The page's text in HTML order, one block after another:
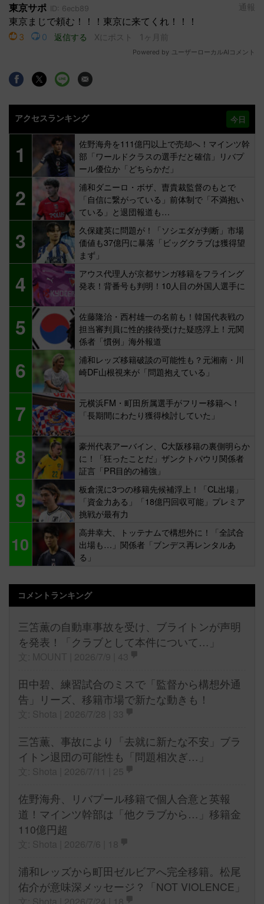
アクセスランキング 今日
1
佐野海舟を111億円以上で売却へ！マインツ幹
部「ワールドクラスの選手だと確信」リバプ
ール優位か「どちらかだ」
2
浦和ダニーロ・ボザ、曺貴裁監督のもとで
「自信に繋がっている」前体制で「不満抱い
ている」と退団報道も…
3
久保建英に問題が！「ソシエダが判断」市場
価値も37億円に暴落「ビッグクラブは獲得望
まず」
4
アウス代理人が京都サンガ移籍をフライング
発表！背番号も判明！10人目の外国人選手に
5
佐藤隆治・西村雄一の名前も！韓国代表戦の
担当審判員に性的接待受けた疑惑浮上！元関
係者「慣例」海外報道
6
浦和レッズ移籍破談の可能性も？元湘南・川
崎DF山根視来が「問題抱えている」
7
元横浜FM・町田所属選手がフリー移籍へ！
「長期間にわたり獲得検討していた」
8
豪州代表アーバイン、C大阪移籍の裏側明らか
に！「狂ったことだ」ザンクトパウリ関係者
証言「PR目的の補強」
9
板倉滉に3つの移籍先候補浮上！「CL出場」
「資金力ある」「18億円回収可能」プレミア
挑戦が最有力
10
高井幸大、トッテナムで構想外に！「全試合
出場も…」関係者「ブンデス再レンタルあ
る」
コメントランキング
三笘薫の自動車事故を受け、ブライトンが声明
を発表！「クラブとして本件について…」
田中碧、練習試合のミスで「監督から構想外通
告」リーズ、移籍市場で新たな動きも！
三笘薫、事故により「去就に新たな不安」ブラ
イトン退団の可能性も「問題相次ぎ…」
佐野海舟、リバプール移籍で個人合意と英報
道！マインツ幹部は「他クラブから…」移籍金
110億円超
浦和レッズから町田ゼルビアへ完全移籍。松尾
佑介が意味深メッセージ？「NOT VIOLENCE」